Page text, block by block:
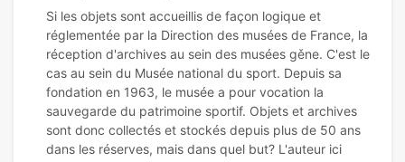
Si les objets sont accueillis de façon logique et
réglementée par la Direction des musées de France, la
réception d'archives au sein des musées gěne. C'est le
cas au sein du Musée national du sport. Depuis sa
fondation en 1963, le musée a pour vocation la
sauvegarde du patrimoine sportif. Objets et archives
sont donc collectés et stockés depuis plus de 50 ans
dans les réserves, mais dans quel but? L'auteur ici